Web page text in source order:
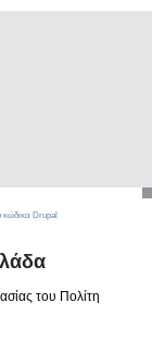
του Πολίτη
κώδικα Drupal